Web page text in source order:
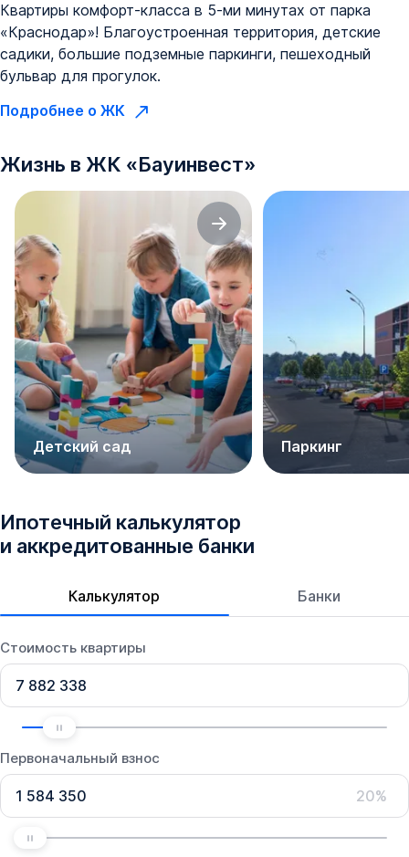
Квартиры комфорт-класса в 5-ми минутах от парка
«Краснодар»! Благоустроенная территория, детские
садики, большие подземные паркинги, пешеходный
бульвар для прогулок.
Подробнее о ЖК
Жизнь в ЖК «Бауинвест»
Детский сад Паркинг
Ипотечный калькулятор
и аккредитованные банки
Калькулятор Банки
Стоимость квартиры
Первоначальный взнос
20%